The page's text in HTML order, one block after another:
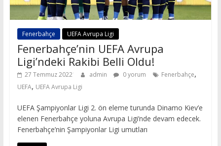
Fenerbahçe UEFA Avrupa Ligi
Fenerbahçe’nin UEFA Avrupa
Ligi’ndeki Rakibi Belli Oldu!
27 Temmuz 2022 admin 0 yorum Fenerbahçe,
UEFA, UEFA Avrupa Ligi
UEFA Şampiyonlar Ligi 2. ön eleme turunda Dinamo Kiev’e
elenen Fenerbahçe yoluna Avrupa Ligi’nde devam edecek.
Fenerbahçe’nin Şampiyonlar Ligi umutları